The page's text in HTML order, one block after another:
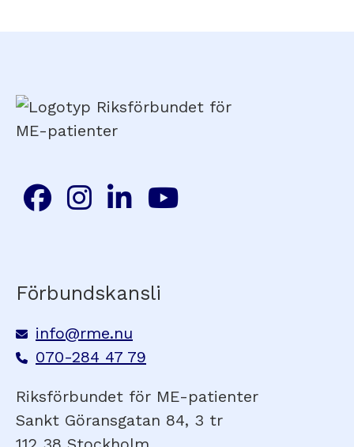
Förbundskansli
info@rme.nu
070-284 47 79
Riksförbundet för ME-patienter
Sankt Göransgatan 84, 3 tr